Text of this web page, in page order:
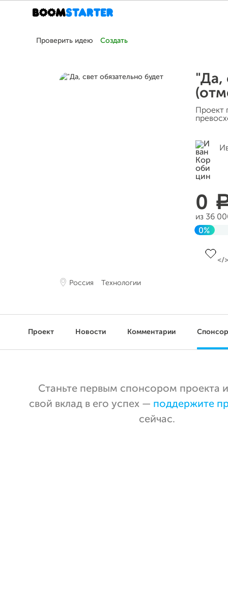
Проверить идею Создать
Россия Технологии
"Да,
0
из 36
0%
Проект Новости Комментарии
Станьте первым спонсором проекта
свой вклад в его успех — поддержите
сейчас.